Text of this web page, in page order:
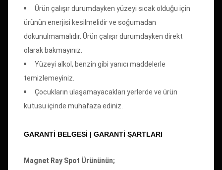
Ürün çalışır durumdayken yüzeyi sıcak olduğu için
ürünün enerjisi kesilmelidir ve soğumadan
dokunulmamalıdır. Ürün çalışır durumdayken direkt
olarak bakmayınız.
Yüzeyi alkol, benzin gibi yanıcı maddelerle
temizlemeyiniz.
Çocukların ulaşamayacakları yerlerde ve ürün
kutusu içinde muhafaza ediniz.
GARANTİ BELGESİ | GARANTI ŞARTLARI
Magnet Ray Spot Ürününün;